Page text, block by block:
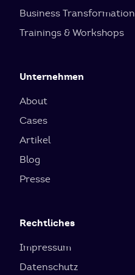
Business Transformation
Trainings & Workshops
Unternehmen
About
Cases
Artikel
Blog
Presse
Rechtliches
Impressum
Datenschutz